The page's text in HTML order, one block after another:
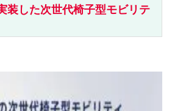
装した次世代椅子型モビリテ